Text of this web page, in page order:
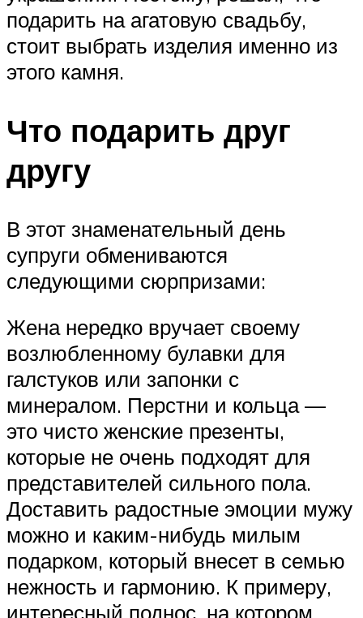
подарить на агатовую свадьбу,
стоит выбрать изделия именно из
этого камня.
Что подарить друг
другу
В этот знаменательный день
супруги обмениваются
следующими сюрпризами:
Жена нередко вручает своему
возлюбленному булавки для
галстуков или запонки с
минералом. Перстни и кольца —
это чисто женские презенты,
которые не очень подходят для
представителей сильного пола.
Доставить радостные эмоции мужу
можно и каким-нибудь милым
подарком, который внесет в семью
нежность и гармонию. К примеру,
интересный поднос, на котором